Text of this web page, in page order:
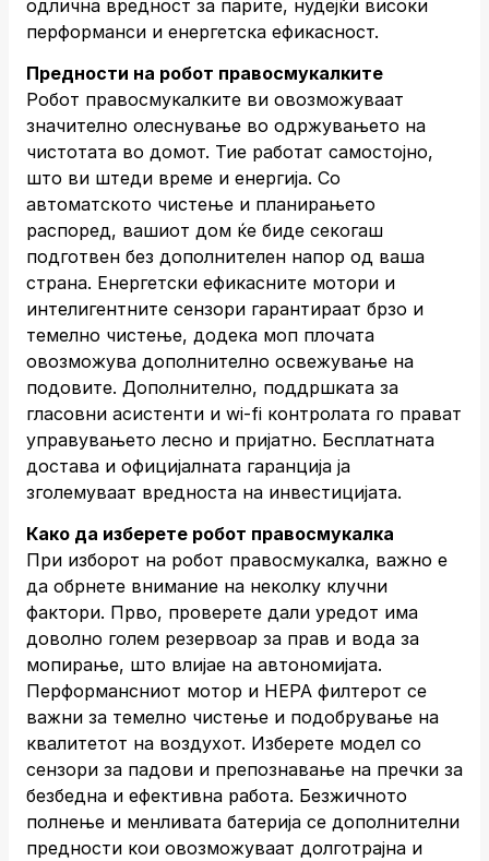
одлична вредност за парите, нудејќи високи
перформанси и енергетска ефикасност.
Предности на робот правосмукалките
Робот правосмукалките ви овозможуваат
значително олеснување во одржувањето на
чистотата во домот. Тие работат самостојно,
што ви штеди време и енергија. Со
автоматското чистење и планирањето
распоред, вашиот дом ќе биде секогаш
подготвен без дополнителен напор од ваша
страна. Енергетски ефикасните мотори и
интелигентните сензори гарантираат брзо и
темелно чистење, додека моп плочата
овозможува дополнително освежување на
подовите. Дополнително, поддршката за
гласовни асистенти и wi-fi контролата го прават
управувањето лесно и пријатно. Бесплатната
достава и официјалната гаранција ја
зголемуваат вредноста на инвестицијата.
Како да изберете робот правосмукалка
При изборот на робот правосмукалка, важно е
да обрнете внимание на неколку клучни
фактори. Прво, проверете дали уредот има
доволно голем резервоар за прав и вода за
мопирање, што влијае на автономијата.
Перформансниот мотор и HEPA филтерот се
важни за темелно чистење и подобрување на
квалитетот на воздухот. Изберете модел со
сензори за падови и препознавање на пречки за
безбедна и ефективна работа. Безжичното
полнење и менливата батерија се дополнителни
предности кои овозможуваат долготрајна и